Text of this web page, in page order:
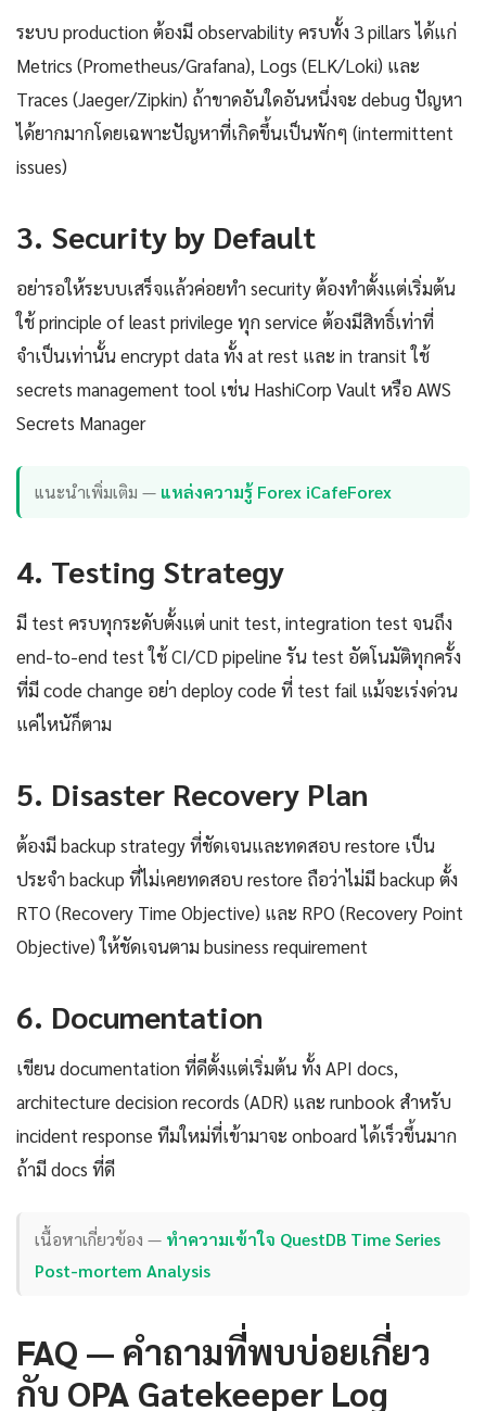
ระบบ production ต้องมี observability ครบทั้ง 3 pillars ได้แก่
Metrics (Prometheus/Grafana), Logs (ELK/Loki) และ
Traces (Jaeger/Zipkin) ถ้าขาดอันใดอันหนึ่งจะ debug ปัญหา
ได้ยากมากโดยเฉพาะปัญหาที่เกิดขึ้นเป็นพักๆ (intermittent
issues)
3. Security by Default
อย่ารอให้ระบบเสร็จแล้วค่อยทำ security ต้องทำตั้งแต่เริ่มต้น
ใช้ principle of least privilege ทุก service ต้องมีสิทธิ์เท่าที่
จำเป็นเท่านั้น encrypt data ทั้ง at rest และ in transit ใช้
secrets management tool เช่น HashiCorp Vault หรือ AWS
Secrets Manager
แนะนำเพิ่มเติม — แหล่งความรู้ Forex iCafeForex
4. Testing Strategy
มี test ครบทุกระดับตั้งแต่ unit test, integration test จนถึง
end-to-end test ใช้ CI/CD pipeline รัน test อัตโนมัติทุกครั้ง
ที่มี code change อย่า deploy code ที่ test fail แม้จะเร่งด่วน
แค่ไหนัก็ตาม
5. Disaster Recovery Plan
ต้องมี backup strategy ที่ชัดเจนและทดสอบ restore เป็น
ประจำ backup ที่ไม่เคยทดสอบ restore ถือว่าไม่มี backup ตั้ง
RTO (Recovery Time Objective) และ RPO (Recovery Point
Objective) ให้ชัดเจนตาม business requirement
6. Documentation
เขียน documentation ที่ดีตั้งแต่เริ่มต้น ทั้ง API docs,
architecture decision records (ADR) และ runbook สำหรับ
incident response ทีมใหม่ที่เข้ามาจะ onboard ได้เร็วขึ้นมาก
ถ้ามี docs ที่ดี
เนื้อหาเกี่ยวข้อง — ทำความเข้าใจ QuestDB Time Series
Post-mortem Analysis
FAQ — คำถามที่พบบ่อยเกี่ยว
กับ OPA Gatekeeper Log